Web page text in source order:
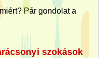
Pár gondolat a
szokások